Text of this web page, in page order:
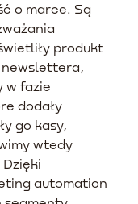
o marce. Są
produkt
newslettera,
w fazie
dodały
go kasy,
wtedy
Dzięki
automation